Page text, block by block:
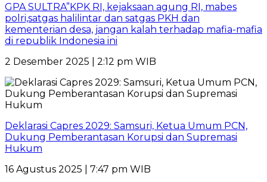
GPA SULTRA”KPK RI, kejaksaan agung RI, mabes
polri,satgas halilintar dan satgas PKH dan
kementerian desa, jangan kalah terhadap mafia-mafia
di republik Indonesia ini
2 Desember 2025 | 2:12 pm WIB
Deklarasi Capres 2029: Samsuri, Ketua Umum PCN,
Dukung Pemberantasan Korupsi dan Supremasi
Hukum
16 Agustus 2025 | 7:47 pm WIB